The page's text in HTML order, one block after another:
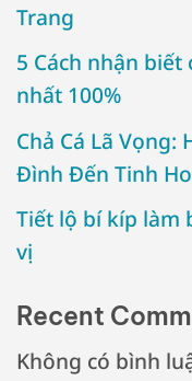
Trang
5 Cách nhận biết
nhất 100%
Chả Cá Lã Vọng:
Đình Đến Tinh
Tiết lộ bí kíp làm
vị
Recent
Không có bình